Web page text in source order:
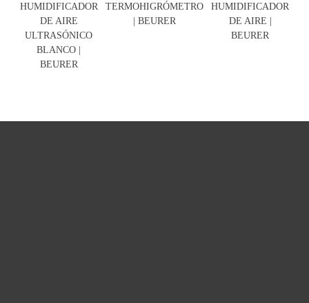
HUMIDIFICADOR
DE AIRE
ULTRASÓNICO
BLANCO |
BEURER
TERMOHIGRÓMETRO
| BEURER
HUMIDIFICADOR
DE AIRE |
BEURER